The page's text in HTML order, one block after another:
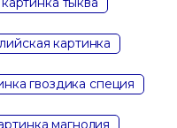
картинка
гвоздика специя
магнолия